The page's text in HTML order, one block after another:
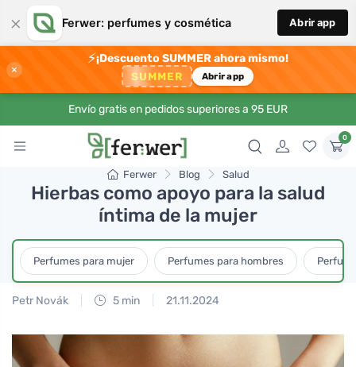
× Ferwer: perfumes y cosmética Abrir app
×
⚡¡Descuento SUMMER ahora mismo!
SUMMER Abrir app
Envío gratis en pedidos superiores a 95 EUR
0
Ferwer Blog Salud
Hierbas como apoyo para la salud
íntima de la mujer
Perfumes para mujer Perfumes para hombres
Petr Novák 5 min 21.11.2024